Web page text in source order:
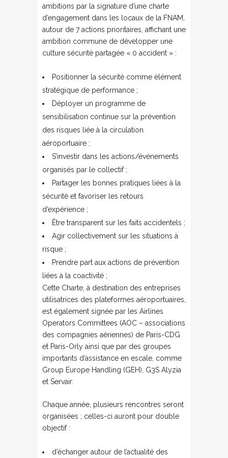
ambitions par la signature d’une charte
d’engagement dans les locaux de la FNAM,
autour de 7 actions prioritaires, affichant une
ambition commune de développer une
culture sécurité partagée « 0 accident » :
Positionner la sécurité comme élément
stratégique de performance ;
Déployer un programme de
sensibilisation continue sur la prévention
des risques liée à la circulation
aéroportuaire ;
S’investir dans les actions/événements
organisés par le collectif ;
Partager les bonnes pratiques liées à la
sécurité et favoriser les retours
d’expérience ;
Être transparent sur les faits accidentels ;
Agir collectivement sur les situations à
risque ;
Prendre part aux actions de prévention
liées à la coactivité ;
Cette Charte, à destination des entreprises
utilisatrices des plateformes aéroportuaires,
est également signée par les Airlines
Operators Committees (AOC – associations
des compagnies aériennes) de Paris-CDG
et Paris-Orly ainsi que par des groupes
importants d’assistance en escale, comme
Group Europe Handling (GEH), G3S Alyzia
et Servair.
Chaque année, plusieurs rencontres seront
organisées ; celles-ci auront pour double
objectif :
d’échanger autour de l’actualité des